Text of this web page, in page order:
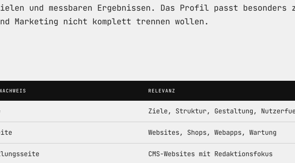
und messbaren Ergebnissen. Das Profil passt
Marketing nicht komplett trennen wollen.
RELEVANZ
Ziele, Struktur, Gestaltung,
Websites, Shops, Webapps, Wartung
CMS-Websites mit Redaktionsfokus